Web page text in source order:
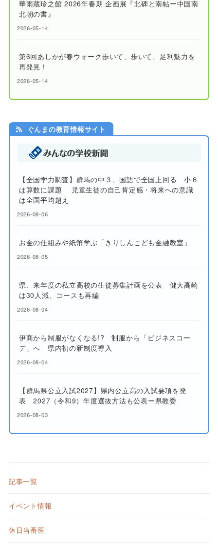
華雨蔵珍之館 2026年春期 企画展『北碑と南帖ー中国南
北朝の書』
2026-05-14
第6回あしかが春ウォーク歩いて、歩いて、足利魅力を
再発見！
2026-05-14
ぐんまの教育情報サイト
【全国学力調査】群馬の中３、国語で全国上回る 小６
は算数に課題 児童生徒の自己肯定感・将来への意識
は全国平均超え
2026-08-06
お金の仕組みや紙幣学ぶ「きりしんこども金融教室」
2026-08-05
県、来年度の私立高校の生徒募集計画を公表 健大高崎
は30人減、コースも再編
2026-08-04
伊商から制服がなくなる!? 制服から「ビジネスコー
デ」へ 県内初の新制度導入
2026-08-04
【群馬県公立入試2027】県内公立高の入試要項を発
表 2027（令和9）年度選抜方法も公表ー県教委
2026-08-03
記事一覧
イベント情報
休日当番医